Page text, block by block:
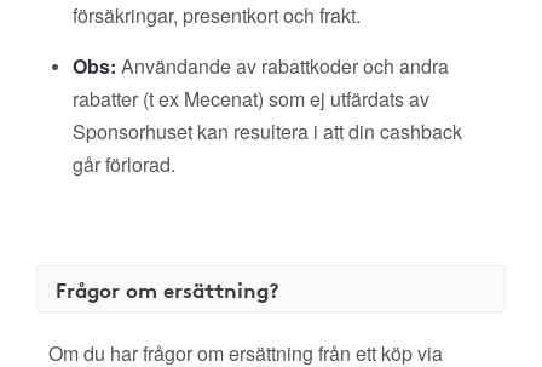
försäkringar, presentkort och frakt.
Obs: Användande av rabattkoder och andra
rabatter (t ex Mecenat) som ej utfärdats av
Sponsorhuset kan resultera i att din cashback
går förlorad.
Frågor om ersättning?
Om du har frågor om ersättning från ett köp via